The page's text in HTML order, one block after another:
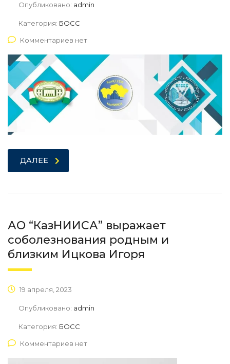
Опубликовано: admin
Категория: БОСС
Комментариев нет
ДАЛЕЕ
АО “КазНИИСА” выражает
соболезнования родным и
близким Ицкова Игоря
19 апреля, 2023
Опубликовано: admin
Категория: БОСС
Комментариев нет